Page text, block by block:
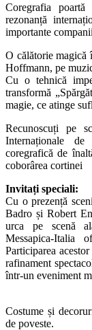
Coregrafia
rezonanță
importante
O călătorie magică
Hoffmann, pe
Cu o tehnică
transformă
magie, ce atinge
Recunoscuți pe
Internaționale
coregrafică de
coborârea cortinei
Invitați speciali:
Cu o prezență
Badro și Robert
urca pe scenă
Messapica-Italia
Participarea
rafinament
într-un eveniment
Costume și
de poveste.